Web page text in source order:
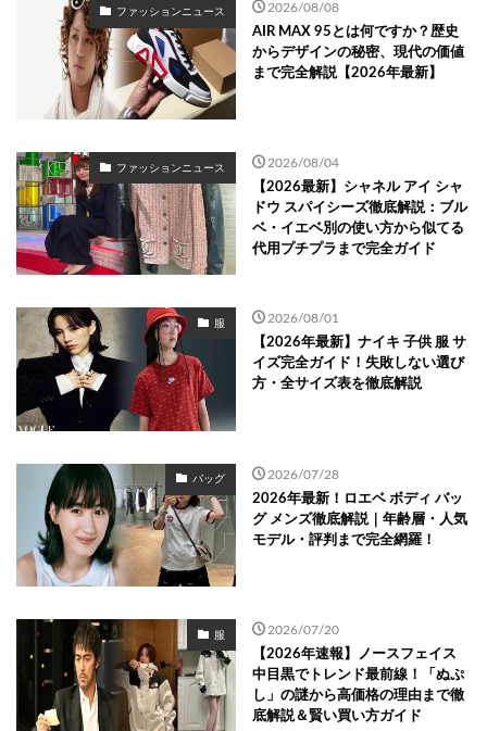
ファッションニュース 2026/08/08
AIR MAX 95とは何ですか？歴史
からデザインの秘密、現代の価値
まで完全解説【2026年最新】
ファッションニュース 2026/08/04
【2026最新】シャネル アイ シャ
ドウ スパイシーズ徹底解説：ブル
ベ・イエベ別の使い方から似てる
代用プチプラまで完全ガイド
服 2026/08/01
【2026年最新】ナイキ 子供 服 サ
イズ完全ガイド！失敗しない選び
方・全サイズ表を徹底解説
バッグ 2026/07/28
2026年最新！ロエベ ボディ バッ
グ メンズ徹底解説｜年齢層・人気
モデル・評判まで完全網羅！
服 2026/07/20
【2026年速報】ノースフェイス
中目黒でトレンド最前線！「ぬぷ
し」の謎から高価格の理由まで徹
底解説＆賢い買い方ガイド